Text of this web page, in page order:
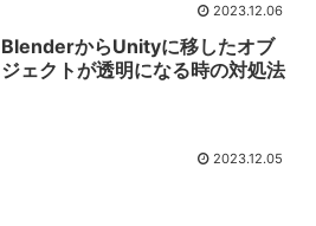
2023.12.06
BlenderからUnityに移したオブ
ジェクトが透明になる時の対処法
2023.12.05